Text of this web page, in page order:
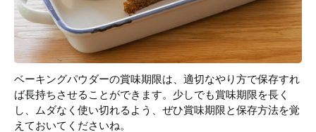
ベーキングパウダーの賞味期限は、適切なやり方で保存すれ
ば長持ちさせることができます。少しでも賞味期限を長く
し、ムダなく使い切れるよう、ぜひ賞味期限と保存方法を覚
えておいてくださいね。